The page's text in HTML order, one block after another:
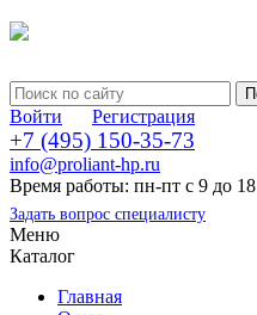
Войти Регистрация
+7 (495) 150-35-73
info@proliant-hp.ru
Время работы: пн-пт с 9 до 18
Задать вопрос специалисту
Меню
Каталог
Главная